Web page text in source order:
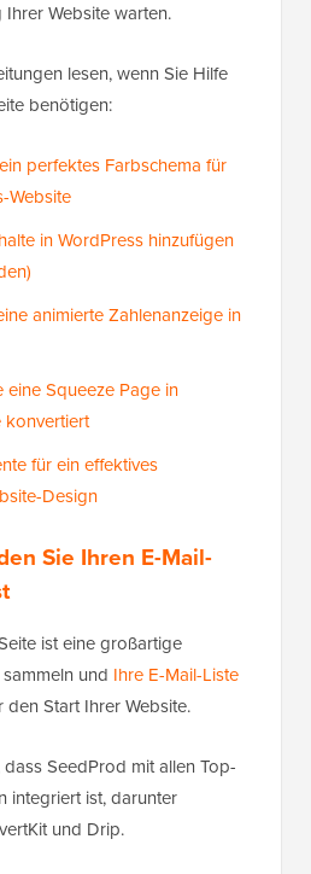
Website warten.
lesen, wenn Sie Hilfe
benötigen:
perfektes Farbschema für
Website
in WordPress hinzufügen
animierte Zahlenanzeige in
eine Squeeze Page in
konvertiert
für ein effektives
Design
Sie Ihren E-Mail-
ist eine großartige
und Ihre E-Mail-Liste
den Start Ihrer Website.
SeedProd mit allen Top-
integriert ist, darunter
und Drip.